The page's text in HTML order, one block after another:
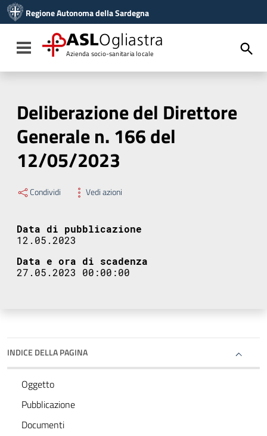
Vai al menu di navigazione
Vai al footer
Regione Autonoma della Sardegna
Toggle navigation
ASLOgliastra
Azienda socio-sanitaria locale
Deliberazione del Direttore
Generale n. 166 del
12/05/2023
Condividi Vedi azioni
Data di pubblicazione
12.05.2023
Data e ora di scadenza
27.05.2023 00:00:00
INDICE DELLA PAGINA
Oggetto
Pubblicazione
Documenti